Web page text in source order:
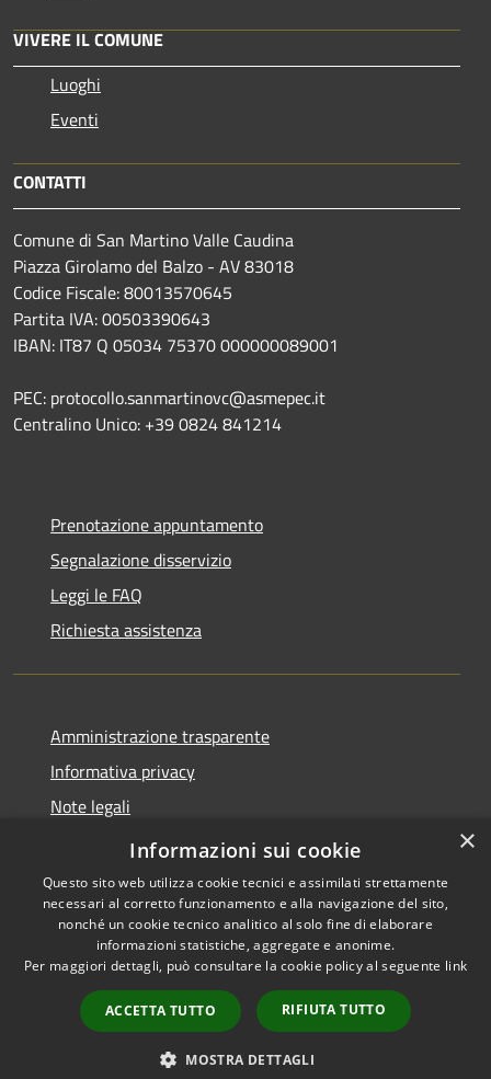
VIVERE IL COMUNE
Luoghi
Eventi
CONTATTI
Comune di San Martino Valle Caudina
Piazza Girolamo del Balzo - AV 83018
Codice Fiscale: 80013570645
Partita IVA: 00503390643
IBAN: IT87 Q 05034 75370 000000089001
PEC: protocollo.sanmartinovc@asmepec.it
Centralino Unico: +39 0824 841214
Prenotazione appuntamento
Segnalazione disservizio
Leggi le FAQ
Richiesta assistenza
Amministrazione trasparente
Informativa privacy
Note legali
Dichiarazione di accessibilità
Accessibilità
Copyright © 2026 • Comune di
San Martino Valle Caudina •
Powered byMunicipium
Accesso redazione
×
Informazioni sui cookie
Questo sito web utilizza cookie tecnici e assimilati strettamente
necessari al corretto funzionamento e alla navigazione del sito,
nonché un cookie tecnico analitico al solo fine di elaborare
informazioni statistiche, aggregate e anonime.
Per maggiori dettagli, può consultare la cookie policy al seguente link
ACCETTA TUTTO RIFIUTA TUTTO
MOSTRA DETTAGLI